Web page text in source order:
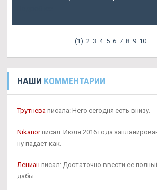
(1) 2 3 4 5 6 7 8 9 10 ...
НАШИ КОММЕНТАРИИ
Трутнева писала: Него сегодня есть внизу.
Nikanorписал: Июля 2016 года
ну падает как.
Лениан писал: Достаточно ввести ее
дабы.